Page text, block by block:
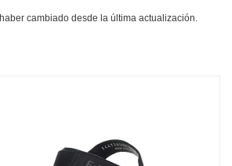
cambiado desde la última actualización.